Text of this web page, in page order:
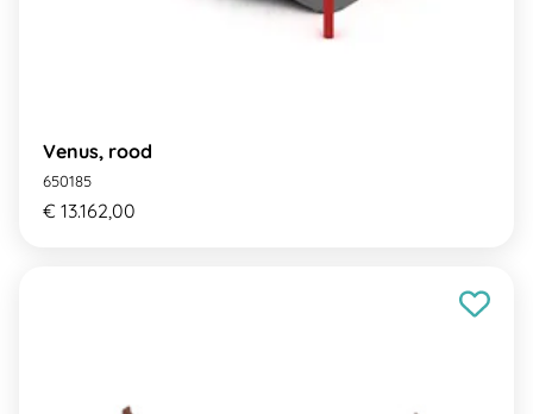
Venus, rood
650185
€ 13.162,00